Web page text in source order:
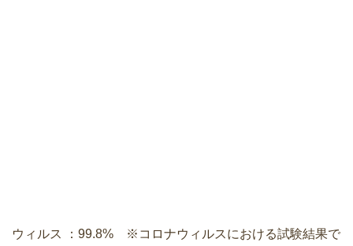
ウィルス ：99.8% ※コロナウィルスにおける試験結果で